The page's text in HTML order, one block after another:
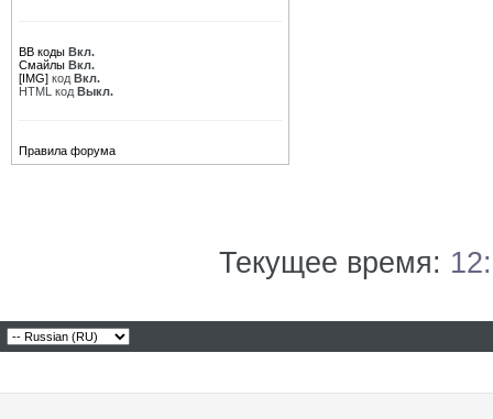
BB коды Вкл.
Смайлы Вкл.
[IMG] код Вкл.
HTML код Выкл.
Правила форума
Текущее время: